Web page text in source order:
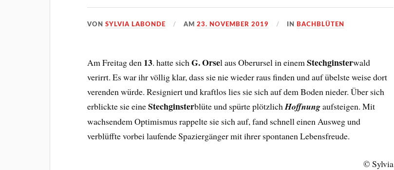
VONSYLVIA LABONDE AM23. NOVEMBER 2019 IN BACHBLÜTEN
Am Freitag den 13. hatte sichG. Orsel aus Oberursel in einemStechginsterwald
verirrt. Es war ihr völlig klar, dass sie nie wieder raus finden und auf übelste weise dort
verenden würde. Resigniert und kraftlos lies sie sich auf dem Boden nieder. Über sich
erblickte sie eineStechginsterblüte und spürte plötzlichHoffnungaufsteigen. Mit
wachsendem Optimismus rappelte sie sich auf, fand schnell einen Ausweg und
verblüffte vorbei laufende Spaziergänger mit ihrer spontanen Lebensfreude.
© Sylvia